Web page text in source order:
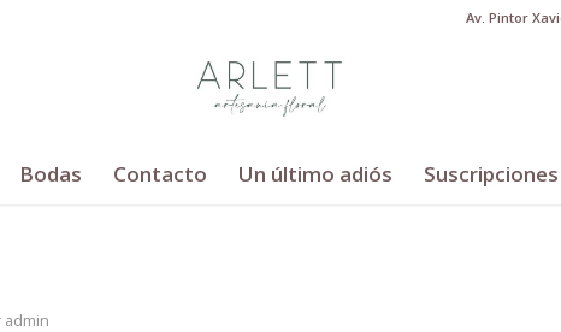
Av. Pintor
Bodas Contacto Un último adiós
admin